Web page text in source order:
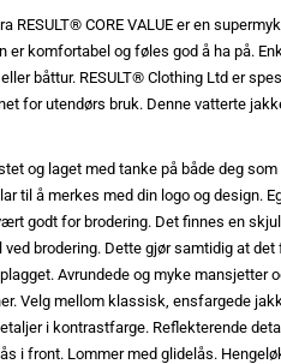
RESULT® CORE VALUE er en
er komfortabel og føles god å ha på.
båttur. RESULT® Clothing Ltd er
for utendørs bruk. Denne vatterte
og laget med tanke på både deg
til å merkes med din logo og design.
godt for brodering. Det finnes en
brodering. Dette gjør samtidig at
Avrundede og myke mansjetter
Velg mellom klassisk, ensfargede
i kontrastfarge. Reflekterende
i front. Lommer med glidelås.